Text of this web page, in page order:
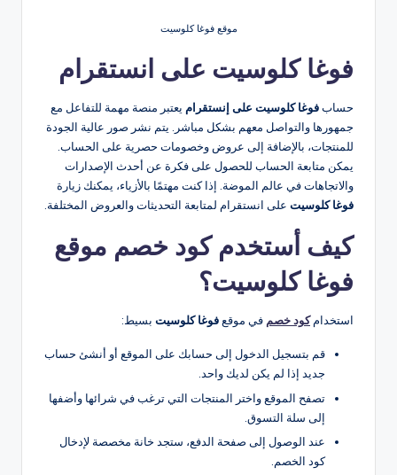
موقع فوغا كلوسيت
فوغا كلوسيت على انستقرام
حسابفوغا كلوسيت على إنستقرام يعتبر منصة مهمة للتفاعل مع
جمهورها والتواصل معهم بشكل مباشر. يتم نشر صور عالية الجودة
للمنتجات، بالإضافة إلى عروض وخصومات حصرية على الحساب.
يمكن متابعة الحساب للحصول على فكرة عن أحدث الإصدارات
والاتجاهات في عالم الموضة. إذا كنت مهتمًا بالأزياء، يمكنك زيارة
فوغا كلوسيت على انستقرام لمتابعة التحديثات والعروض المختلفة.
كيف أستخدم كود خصم موقع
فوغا كلوسيت؟
استخدامكود خصم في موقعفوغا كلوسيت بسيط:
قم بتسجيل الدخول إلى حسابك على الموقع أو أنشئ حساب
جديد إذا لم يكن لديك واحد.
تصفح الموقع واختر المنتجات التي ترغب في شرائها وأضفها
إلى سلة التسوق.
عند الوصول إلى صفحة الدفع، ستجد خانة مخصصة لإدخال
كود الخصم.